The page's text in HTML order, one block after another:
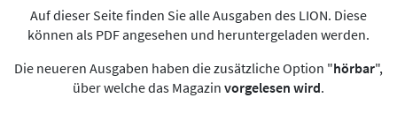
Auf dieser Seite finden Sie alle Ausgaben des LION. Diese
können als PDF angesehen und heruntergeladen werden.
Die neueren Ausgaben haben die zusätzliche Option "hörbar",
über welche das Magazin vorgelesen wird.